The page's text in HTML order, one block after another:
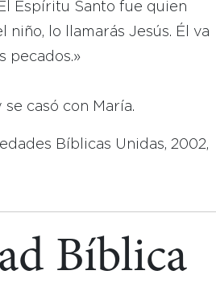
Espíritu Santo fue quien
niño, lo llamarás Jesús. Él va
pecados.»
casó con María.
Bíblicas Unidas, 2002,
Bíblica